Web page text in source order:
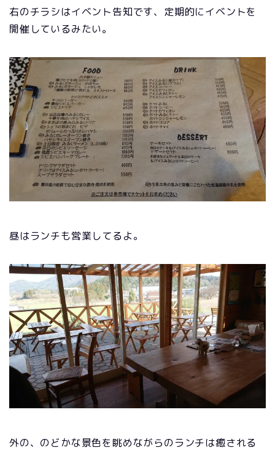
右のチラシはイベント告知です、定期的にイベントを
開催しているみたい。
昼はランチも営業してるよ。
外の、のどかな景色を眺めながらのランチは癒される